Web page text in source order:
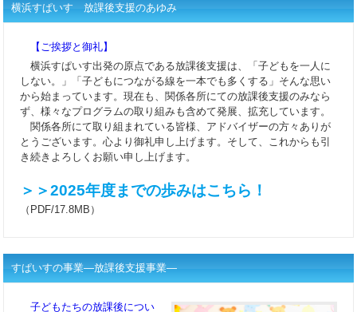
横浜すぱいす 放課後支援のあゆみ
【ご挨拶と御礼】
横浜すぱいす出発の原点である放課後支援は、「子どもを一人に
しない。」「子どもにつながる線を一本でも多くする」そんな思い
から始まっています。現在も、関係各所にての放課後支援のみなら
ず、様々なプログラムの取り組みも含めて発展、拡充しています。
関係各所にて取り組まれている皆様、アドバイザーの方々ありが
とうございます。心より御礼申し上げます。そして、これからも引
き続きよろしくお願い申し上げます。
＞＞2025年度までの歩みはこちら！
（PDF/17.8MB）
すぱいすの事業―放課後支援事業―
子どもたちの放課後につい